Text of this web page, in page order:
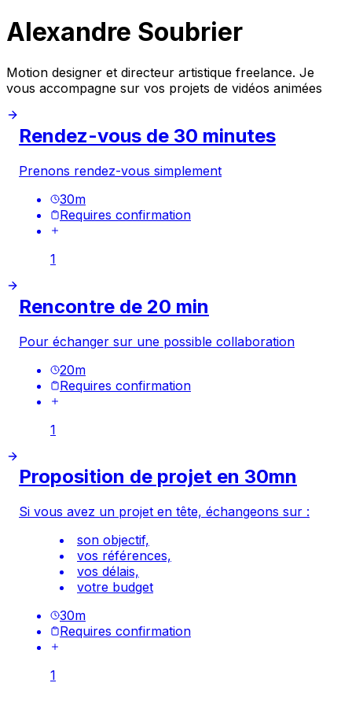
Alexandre Soubrier
Motion designer et directeur artistique freelance. Je
vous accompagne sur vos projets de vidéos animées
Rendez-vous de 30 minutes
Prenons rendez-vous simplement
30m
Requires confirmation
1
Rencontre de 20 min
Pour échanger sur une possible collaboration
20m
Requires confirmation
1
Proposition de projet en 30mn
Si vous avez un projet en tête, échangeons sur :
son objectif,
vos références,
vos délais,
votre budget
30m
Requires confirmation
1